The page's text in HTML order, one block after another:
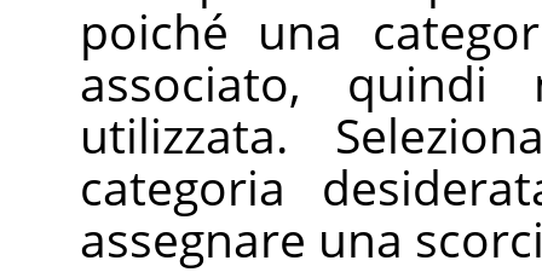
poiché una
associato,
utilizzata.
categoria
assegnare una